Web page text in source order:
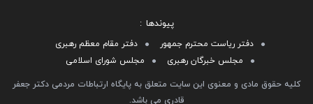
پیوندها
دفتر ریاست محترم جمهور
دفتر مقام معظم رهبری
مجلس خبرگان رهبری
مجلس شورای اسلامی
کلیه حقوق مادی و معنوی این سایت متعلق به پایگاه ارتباطات مردمی دکتر جعفر
قادری می باشد.